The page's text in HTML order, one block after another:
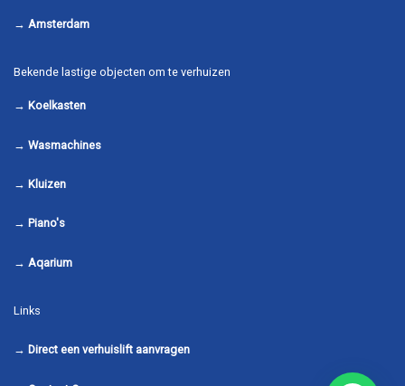
→ Amsterdam
Bekende lastige objecten om te verhuizen
→ Koelkasten
→ Wasmachines
→ Kluizen
→ Piano's
→ Aqarium
Links
→ Direct een verhuislift aanvragen